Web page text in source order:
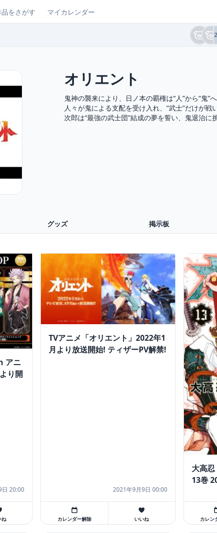
をさがす マイカレンダー
2
オリエント
鬼神の襲来により、日ノ本の覇権は“人”から“鬼”
人々が鬼による支配を受け入れ、“武士”だけが
次郎は“最強の武士団”結成の夢を誓い、鬼退治に
グッズ 掲示板
アニ
り開
日 20:00
ね
TVアニメ「オリエント」2022年1
月より放送開始! ティザーPV解禁!
2021年9月9日 00:00
カレンダー解除 いいね
大高
13巻
カレン